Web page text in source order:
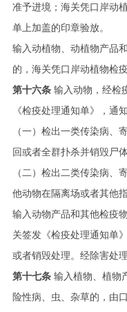
准予进境；海关凭口岸动
单上加盖的印章验放。
输入动植物、动植物产品
的，海关凭口岸动植物检
第十六条 输入动物，经检
《检疫处理通知单》，通
（一）检出一类传染病、
回或者全群扑杀并销毁尸体
（二）检出二类传染病、
他动物在隔离场或者其他
输入动物产品和其他检疫
关签发《检疫处理通知单
或者销毁处理。经除害处
第十七条 输入植物、植物
险性病、虫、杂草的，由